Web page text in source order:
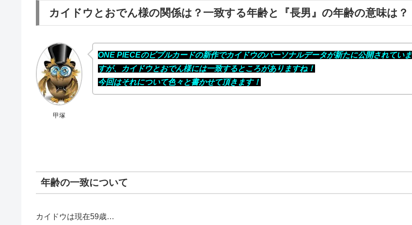
カイドウとおでん様の関係は？一致する年齢と『長男』の年齢の意味は？
甲塚
ONE PIECEのビブルカードの新作でカイドウのパーソナルデータが新たに公開されていま
すが、カイドウとおでん様には一致するところがありますね！
今回はそれについて色々と書かせて頂きます！
年齢の一致について
カイドウは現在59歳…